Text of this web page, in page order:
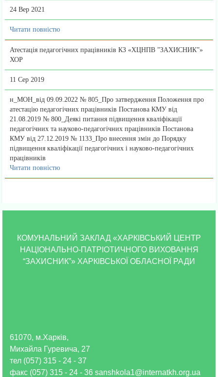
24 Вер 2021
Читати повністю
Атестація педагогічних працівників КЗ «ХЦНПВ ”ЗАХИСНИК”»
ХОР
11 Сер 2019
н_МОН_від 09.09.2022 № 805_Про затвердження Положення про
атестацію педагогічних працівників Постанова КМУ від
21.08.2019 № 800_Деякі питання підвищення кваліфікації
педагогічних та науково-педагогічних працівників Постанова
КМУ від 27.12.2019 № 1133_Про внесення змін до Порядку
підвищення кваліфікації педагогічних і науково-педагогічних
працівників
Читати повністю
КОМУНАЛЬНИЙ ЗАКЛАД «ХАРКІВСЬКИЙ ЦЕНТР
НАЦІОНАЛЬНО-ПАТРІОТИЧНОГО ВИХОВАННЯ
“ЗАХИСНИК”» ХАРКІВСЬКОЇ ОБЛАСНОЇ РАДИ
61070, м.Харків,
Михайла Гуревича, 27
тел (057) 315 - 24 - 37
факс (057) 315 - 24 - 36 sanshkola1@internatkh.org.ua